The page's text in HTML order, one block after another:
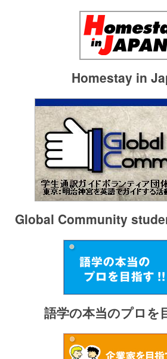
Homestay in
Global Community
語学の本当のプロを